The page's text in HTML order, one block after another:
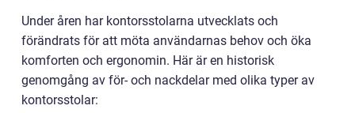
Under åren har kontorsstolarna utvecklats och
förändrats för att möta användarnas behov och öka
komforten och ergonomin. Här är en historisk
genomgång av för- och nackdelar med olika typer av
kontorsstolar: